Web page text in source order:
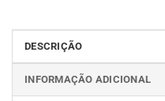
DESCRIÇÃO
INFORMAÇÃO ADICIONAL